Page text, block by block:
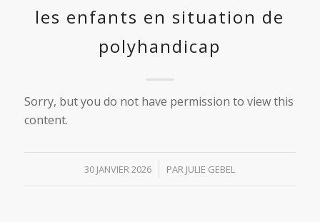
les enfants en situation de
polyhandicap
Sorry, but you do not have permission to view this
content.
30 JANVIER 2026
/ PAR JULIE GEBEL